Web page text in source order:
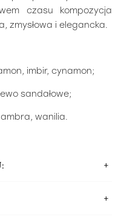
czasu kompozycja
zmysłowa i elegancka.
imbir, cynamon;
sandałowe;
wanilia.